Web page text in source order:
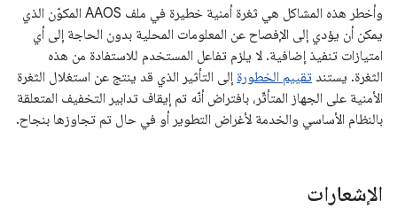
وأخطر هذه المشاكل هي ثغرة أمنية خطيرة في ملف AAOS المكوّن الذي
يمكن أن يؤدي إلى الإفصاح عن المعلومات المحلية بدون الحاجة إلى أي
امتيازات تنفيذ إضافية. لا يلزم تفاعل المستخدم للاستفادة من هذه
الثغرة. يستند تقييم الخطورة إلى التأثير الذي قد ينتج عن استغلال الثغرة
الأمنية على الجهاز المتأثّر، بافتراض أنّه تم إيقاف تدابير التخفيف المتعلقة
بالنظام الأساسي والخدمة لأغراض التطوير أو في حال تم تجاوزها بنجاح.
الإشعارات